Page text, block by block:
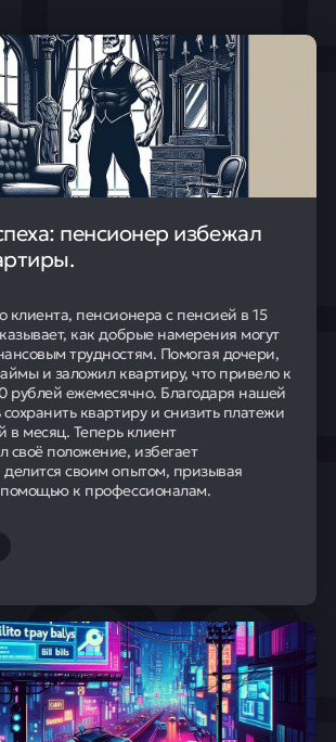
пенсионер избежал
клиента, пенсионера с пенсией в 15
как добрые намерения могут
трудностям. Помогая дочери,
и заложил квартиру, что привело к
рублей ежемесячно. Благодаря нашей
сохранить квартиру и снизить платежи
в месяц. Теперь клиент
своё положение, избегает
своим опытом, призывая
к профессионалам.